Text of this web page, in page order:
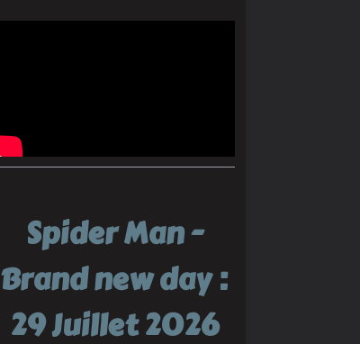
Spider Man -
Brand new day :
29 Juillet 2026